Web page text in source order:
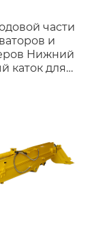
части
и
Нижний
каток для